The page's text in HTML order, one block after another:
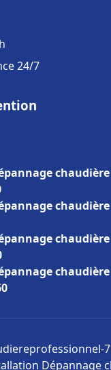
24/7
chaudière
Dépannage